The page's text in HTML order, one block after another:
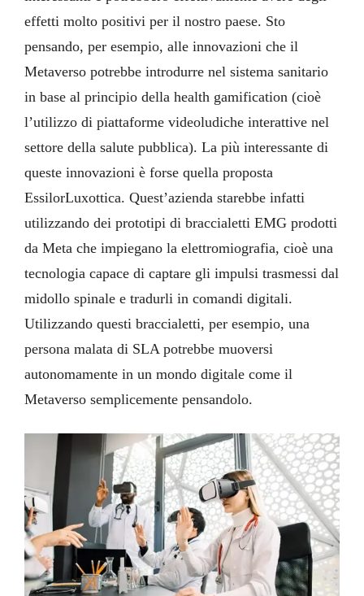
effetti molto positivi per il nostro paese. Sto
pensando, per esempio, alle innovazioni che il
Metaverso potrebbe introdurre nel sistema sanitario
in base al principio della health gamification (cioè
l’utilizzo di piattaforme videoludiche interattive nel
settore della salute pubblica). La più interessante di
queste innovazioni è forse quella proposta
EssilorLuxottica. Quest’azienda starebbe infatti
utilizzando dei prototipi di braccialetti EMG prodotti
da Meta che impiegano la elettromiografia, cioè una
tecnologia capace di captare gli impulsi trasmessi dal
midollo spinale e tradurli in comandi digitali.
Utilizzando questi braccialetti, per esempio, una
persona malata di SLA potrebbe muoversi
autonomamente in un mondo digitale come il
Metaverso semplicemente pensandolo.